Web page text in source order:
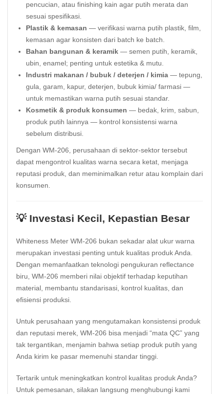
pencucian, atau finishing kain agar putih merata dan
sesuai spesifikasi.
Plastik & kemasan — verifikasi warna putih plastik, film,
kemasan agar konsisten dari batch ke batch.
Bahan bangunan & keramik — semen putih, keramik,
ubin, enamel; penting untuk estetika & mutu.
Industri makanan / bubuk / deterjen / kimia — tepung,
gula, garam, kapur, deterjen, bubuk kimia/ farmasi —
untuk memastikan warna putih sesuai standar.
Kosmetik & produk konsumen — bedak, krim, sabun,
produk putih lainnya — kontrol konsistensi warna
sebelum distribusi.
Dengan WM-206, perusahaan di sektor-sektor tersebut
dapat mengontrol kualitas warna secara ketat, menjaga
reputasi produk, dan meminimalkan retur atau komplain dari
konsumen.
💡 Investasi Kecil, Kepastian Besar
Whiteness Meter WM-206 bukan sekadar alat ukur warna
merupakan investasi penting untuk kualitas produk Anda.
Dengan memanfaatkan teknologi pengukuran reflectance
biru, WM-206 memberi nilai objektif terhadap keputihan
material, membantu standarisasi, kontrol kualitas, dan
efisiensi produksi.
Untuk perusahaan yang mengutamakan konsistensi produk
dan reputasi merek, WM-206 bisa menjadi “mata QC” yang
tak tergantikan, menjamin bahwa setiap produk putih yang
Anda kirim ke pasar memenuhi standar tinggi.
Tertarik untuk meningkatkan kontrol kualitas produk Anda?
Untuk pemesanan, silakan langsung menghubungi kami